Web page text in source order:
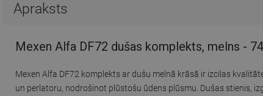
Apraksts
Mexen Alfa DF72 dušas komplekts, melns -
Mexen Alfa DF72 komplekts ar dušu melnā krāsā ir izcilas
un perlatoru, nodrošinot plūstošu ūdens plūsmu. Dušas stienis,